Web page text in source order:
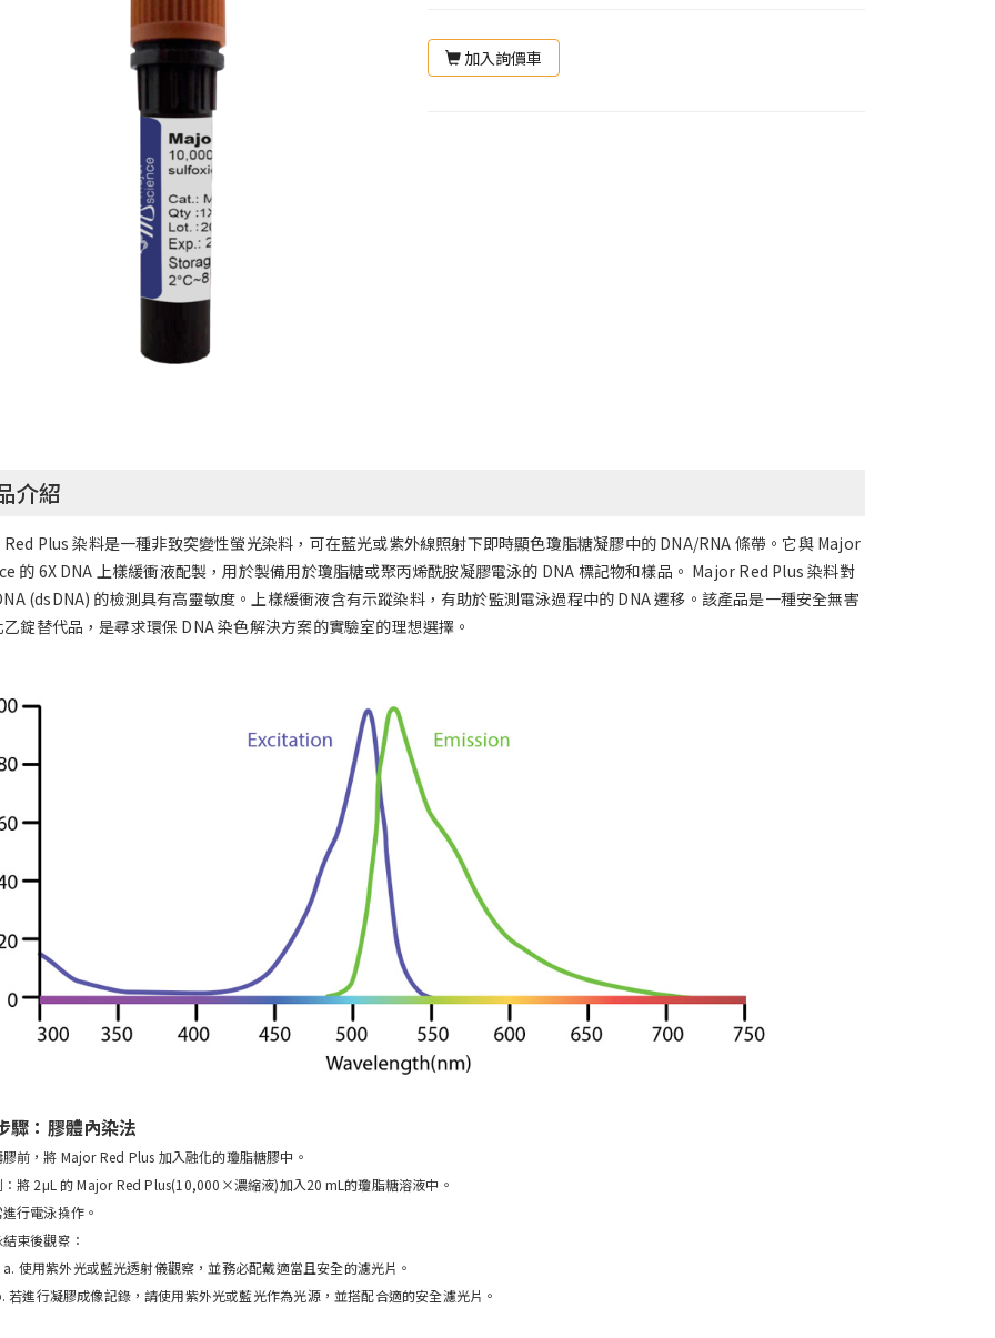
加入詢價車
介紹
Plus 染料是一種非致突變性螢光染料，可在藍光或紫外線照射下即時顯色瓊脂糖凝膠中的 DNA/RNA 條帶。它與 Major
的 6X DNA 上樣緩衝液配製，用於製備用於瓊脂糖或聚丙烯酰胺凝膠電泳的 DNA 標記物和樣品。 Major Red Plus 染料對
(dsDNA) 的檢測具有高靈敏度。上樣緩衝液含有示蹤染料，有助於監測電泳過程中的 DNA 遷移。該產品是一種安全無害
錠替代品，是尋求環保 DNA 染色解決方案的實驗室的理想選擇。
驟：膠體內染法
前，將 Major Red Plus 加入融化的瓊脂糖膠中。
將 2μL 的 Major Red Plus(10,000×濃縮液)加入20 mL的瓊脂糖溶液中。
行電泳操作。
束後觀察：
外光或藍光透射儀觀察，並務必配戴適當且安全的濾光片。
凝膠成像記錄，請使用紫外光或藍光作為光源，並搭配合適的安全濾光片。